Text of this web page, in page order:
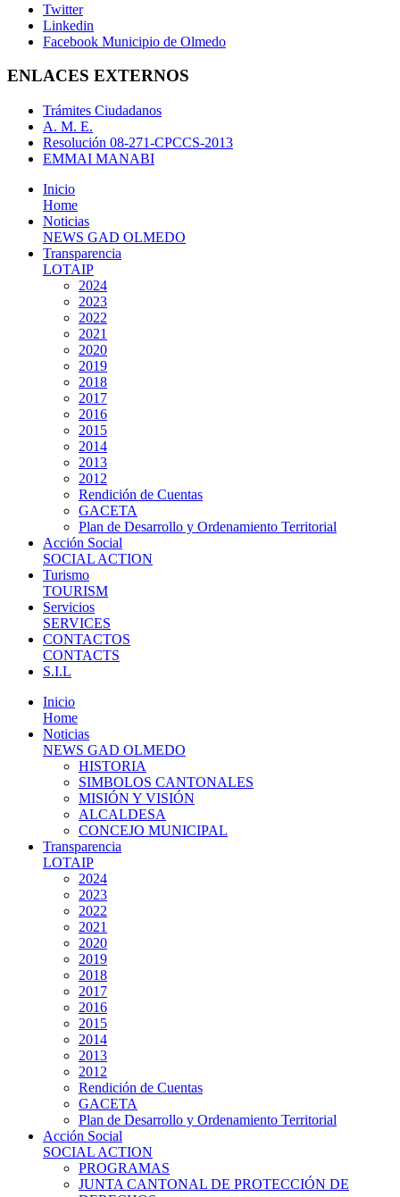
Twitter
Linkedin
Facebook Municipio de Olmedo
ENLACES EXTERNOS
Trámites Ciudadanos
A. M. E.
Resolución 08-271-CPCCS-2013
EMMAI MANABI
Inicio
Home
Noticias
NEWS GAD OLMEDO
Transparencia
LOTAIP
2024
2023
2022
2021
2020
2019
2018
2017
2016
2015
2014
2013
2012
Rendición de Cuentas
GACETA
Plan de Desarrollo y Ordenamiento Territorial
Acción Social
SOCIAL ACTION
Turismo
TOURISM
Servicios
SERVICES
CONTACTOS
CONTACTS
S.I.L
Inicio
Home
Noticias
NEWS GAD OLMEDO
HISTORIA
SIMBOLOS CANTONALES
MISIÓN Y VISIÓN
ALCALDESA
CONCEJO MUNICIPAL
Transparencia
LOTAIP
2024
2023
2022
2021
2020
2019
2018
2017
2016
2015
2014
2013
2012
Rendición de Cuentas
GACETA
Plan de Desarrollo y Ordenamiento Territorial
Acción Social
SOCIAL ACTION
PROGRAMAS
JUNTA CANTONAL DE PROTECCIÓN DE